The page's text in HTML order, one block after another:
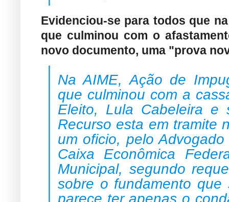
Evidenciou-se para todos que
que culminou com o
novo documento, uma "prova
Na AIME, Ação de
que culminou com a
Eleito, Lula Cabeleira e
Recurso esta em tramite
um oficio, pelo
Caixa Econômica
Municipal, segundo
sobre o fundamento que
parece ter apenas o